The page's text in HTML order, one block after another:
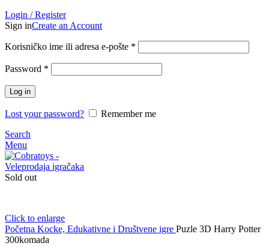
Login / Register
Sign inCreate an Account
Korisničko ime ili adresa e-pošte *
Password *
Log in
Lost your password?
Remember me
Search
Menu
Sold out
Click to enlarge
Početna Kocke, Edukativne i Društvene igre Puzle 3D Harry Potter
300komada